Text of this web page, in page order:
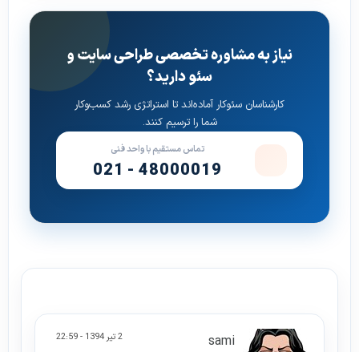
نیاز به مشاوره تخصصی طراحی سایت و
سئو دارید؟
کارشناسان سئوکار آماده‌اند تا استراتژی رشد کسب‌وکار
شما را ترسیم کنند.
تماس مستقیم با واحد فنی
021 - 48000019
2 تیر 1394 - 22:59
sami